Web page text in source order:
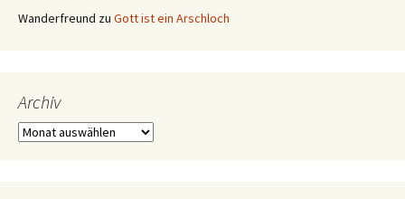
Wanderfreund zu Gott ist ein Arschloch
Archiv
Archiv